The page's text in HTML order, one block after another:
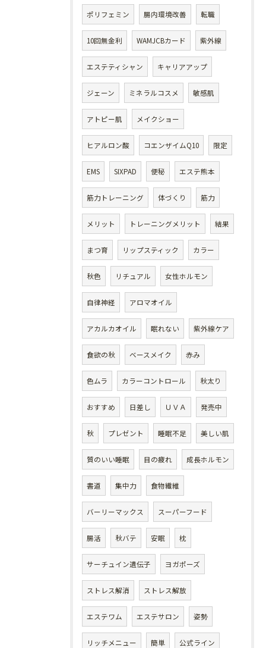
ポリフェミン 腸内環境改善 転職
10回無金利 WAMJCBカード 紫外線
エステティシャン キャリアアップ
ジェーン ミネラルコスメ 敏感肌
アトピー肌 メイクショー
ヒアルロン酸 コエンザイムQ10 限定
EMS SIXPAD 便秘 エステ熊本
筋力トレーニング 体づくり 筋力
メリット トレーニングメリット 結果
まつ育 リップスティック カラー
秋色 リチュアル 女性ホルモン
自律神経 アロマオイル
アカルカオイル 眠れない 紫外線ケア
食欲の秋 ベースメイク 赤み
色ムラ カラーコントロール 秋太り
おすすめ 日差し ＵＶＡ 発売中
秋 プレゼント 睡眠不足 美しい肌
質のいい睡眠 目の疲れ 成長ホルモン
書道 集中力 食物繊維
バーリーマックス スーパーフード
腸活 秋バテ 安眠 枕
サーチュイン遺伝子 ヨガポーズ
ストレス解消 ストレス解放
エステワム エステサロン 姿勢
リッチメニュー 簡単 公式ライン